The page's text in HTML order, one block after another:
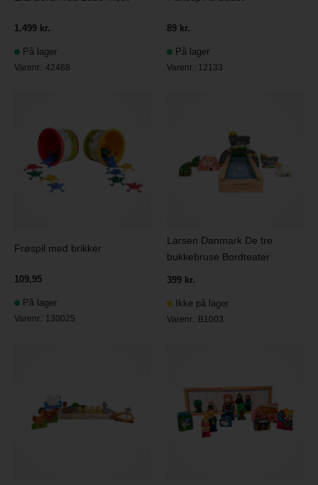
1.499 kr.
På lager
Varenr.:42488
89 kr.
På lager
Varenr.: 12133
Frøspil med brikker
109,95
På lager
Varenr.: 130025
Larsen Danmark De tre
bukkebruse Bordteater
399 kr.
Ikke på lager
Varenr.: B1003